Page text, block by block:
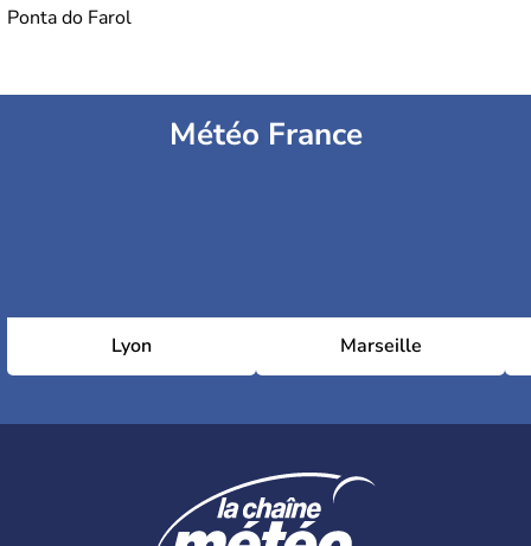
Ponta do Farol
Météo France
Lyon Marseille